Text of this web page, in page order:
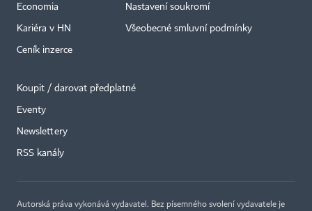
Economia
Kariéra v HN
Ceník inzerce
Nastavení soukromí
Všeobecné smluvní podmínky
Koupit / darovat předplatné
Eventy
Newslettery
RSS kanály
Autorská práva vykonává vydavatel. Bez písemného svolení vydavatele je